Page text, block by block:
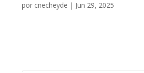
por cnecheyde | Jun 29, 2025